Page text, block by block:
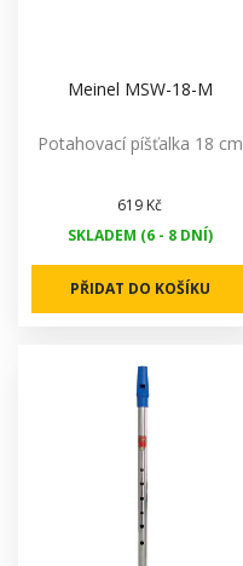
Meinel MSW-18-M
Potahovací píšťalka 18 cm
619 Kč
SKLADEM (6 - 8 DNÍ)
PŘIDAT DO KOŠÍKU